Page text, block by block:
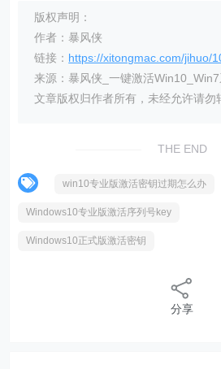
版权声明：
作者：暴风侠
链接： https://xitongmac.com/jihuo/
来源：暴风侠_一键激活
文章版权归作者所有，未经允许请勿
THE END
win10专业版激活密钥过期怎么办
Windows10专业版激活序列号key
Windows10正式版激活密钥
分享